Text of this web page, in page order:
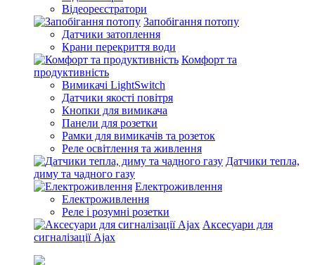
Відеореєстратори
Запобігання потопу
Датчики затоплення
Крани перекриття води
Комфорт та
продуктивність
Вимикачі LightSwitch
Датчики якості повітря
Кнопки для вимикача
Панели для розетки
Рамки для вимикачів та розеток
Реле освітлення та живлення
Датчики тепла,
диму та чадного газу
Електроживлення
Електроживлення
Реле і розумні розетки
Аксесуари для
сигналізації Ajax